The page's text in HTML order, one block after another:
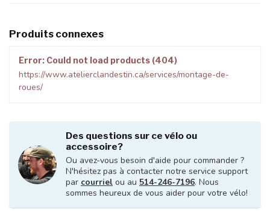
Produits connexes
Error: Could not load products (404)
https://www.atelierclandestin.ca/services/montage-de-
roues/
Des questions sur ce vélo ou
accessoire?
Ou avez-vous besoin d'aide pour commander ?
N'hésitez pas à contacter notre service support
par courriel ou au 514-246-7196. Nous
sommes heureux de vous aider pour votre vélo!